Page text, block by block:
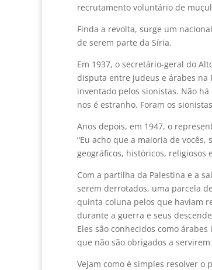
recrutamento voluntário de
Finda a revolta, surge um
de serem parte da Síria.
Em 1937, o secretário-geral do
disputa entre judeus e árabes na
inventado pelos sionistas. Não
nos é estranho. Foram os
Anos depois, em 1947, o
“Eu acho que a maioria de
geográficos, históricos, religiosos
Com a partilha da Palestina e a
serem derrotados, uma parcela
quinta coluna pelos que haviam
durante a guerra e seus
Eles são conhecidos como
que não são obrigados a
Vejam como é simples resolver o